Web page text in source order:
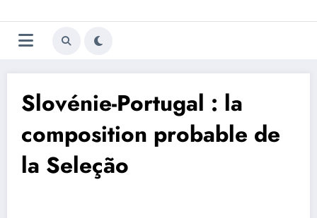
au
contenu
Trivela
L'actualité du football
Slovénie-Portugal : la
composition probable de
la Seleção